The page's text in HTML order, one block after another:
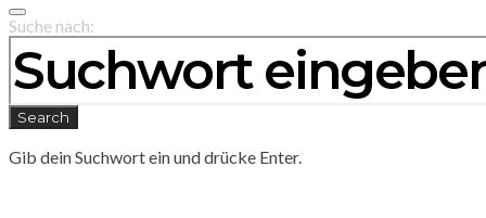
Suche nach:
Search
Gib dein Suchwort ein und drücke Enter.